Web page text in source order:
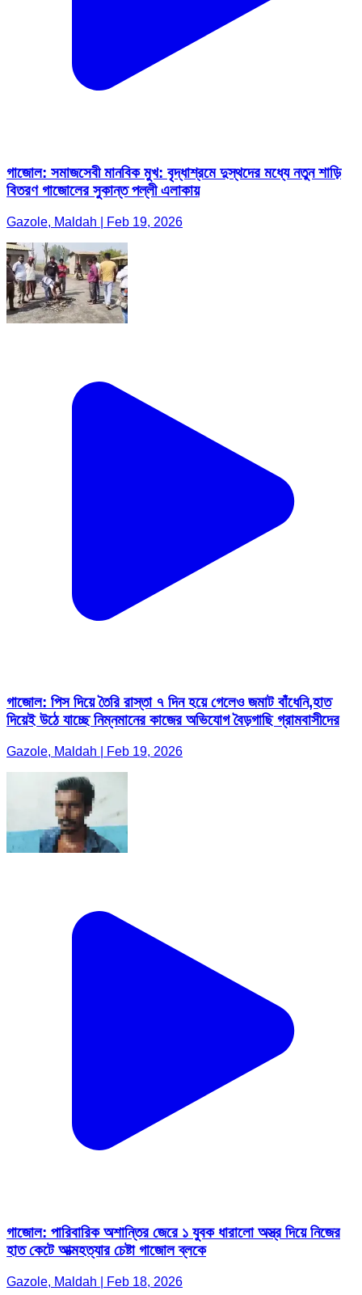
গাজোল: সমাজসেবী মানবিক মুখ: বৃদ্ধাশ্রমে দুস্থদের মধ্যে নতুন শাড়ি
বিতরণ গাজোলের সুকান্ত পল্লী এলাকায়
Gazole, Maldah | Feb 19, 2026
গাজোল: পিস দিয়ে তৈরি রাস্তা ৭ দিন হয়ে গেলেও জমাট বাঁধেনি,হাত
দিয়েই উঠে যাচ্ছে নিম্নমানের কাজের অভিযোগ বৈড়গাছি গ্রামবাসীদের
Gazole, Maldah | Feb 19, 2026
গাজোল: পারিবারিক অশান্তির জেরে ১ যুবক ধারালো অস্ত্র দিয়ে নিজের
হাত কেটে আত্মহত্যার চেষ্টা গাজোল ব্লকে
Gazole, Maldah | Feb 18, 2026